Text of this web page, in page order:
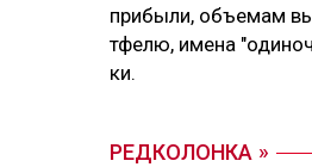
при­бы­ли, объ­емам
тфе­лю, име­на
ки.
РЕДКОЛОНКА